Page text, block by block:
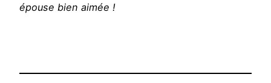
épouse bien aimée !